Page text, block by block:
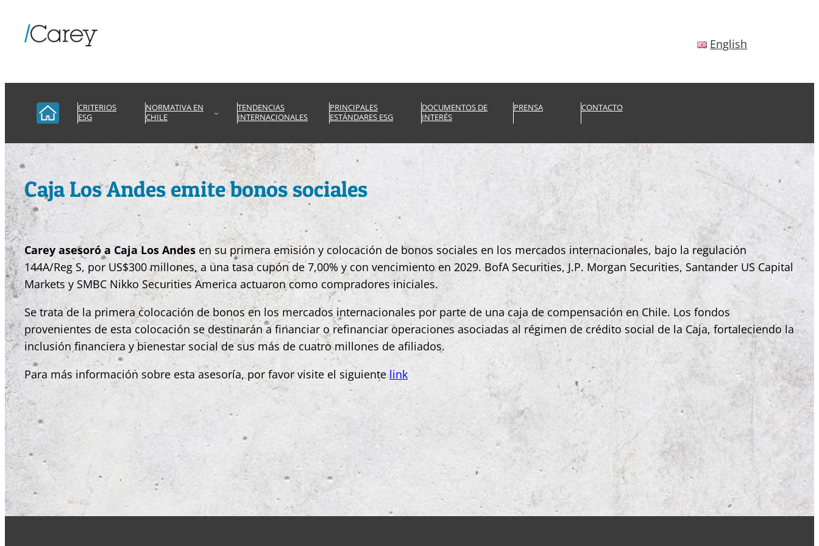
contenido
English
CRITERIOS
ESG
NORMATIVA EN
CHILE
TENDENCIAS
INTERNACIONALES
PRINCIPALES
ESTÁNDARES ESG
DOCUMENTOS DE
INTERÉS
PRENSA CONTACTO
Caja Los Andes emite bonos sociales
Carey asesoró a Caja Los Andes en su primera emisión y colocación de bonos sociales en los mercados internacionales, bajo la regulación
144A/Reg S, por US$300 millones, a una tasa cupón de 7,00% y con vencimiento en 2029. BofA Securities, J.P. Morgan Securities, Santander US Capital
Markets y SMBC Nikko Securities America actuaron como compradores iniciales.
Se trata de la primera colocación de bonos en los mercados internacionales por parte de una caja de compensación en Chile. Los fondos
provenientes de esta colocación se destinarán a financiar o refinanciar operaciones asociadas al régimen de crédito social de la Caja, fortaleciendo la
inclusión financiera y bienestar social de sus más de cuatro millones de afiliados.
Para más información sobre esta asesoría, por favor visite el siguientelink